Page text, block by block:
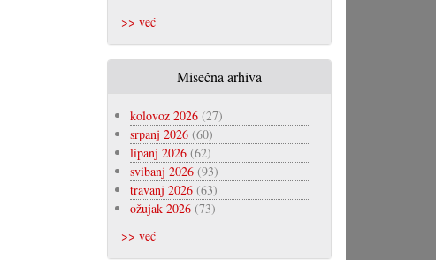
>> već
Misečna arhiva
kolovoz 2026(27)
srpanj 2026(60)
lipanj 2026(62)
svibanj 2026(93)
travanj 2026(63)
ožujak 2026(73)
>> već